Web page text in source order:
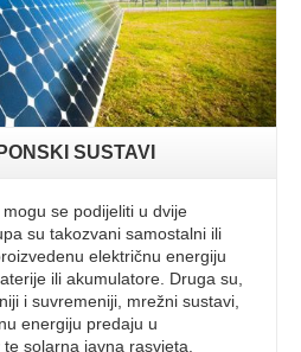
SUSTAVI
se podijeliti u dvije
su takozvani samostalni ili
električnu energiju
ili akumulatore. Druga su,
i suvremeniji, mrežni sustavi,
energiju predaju u
solarna javna rasvjeta.